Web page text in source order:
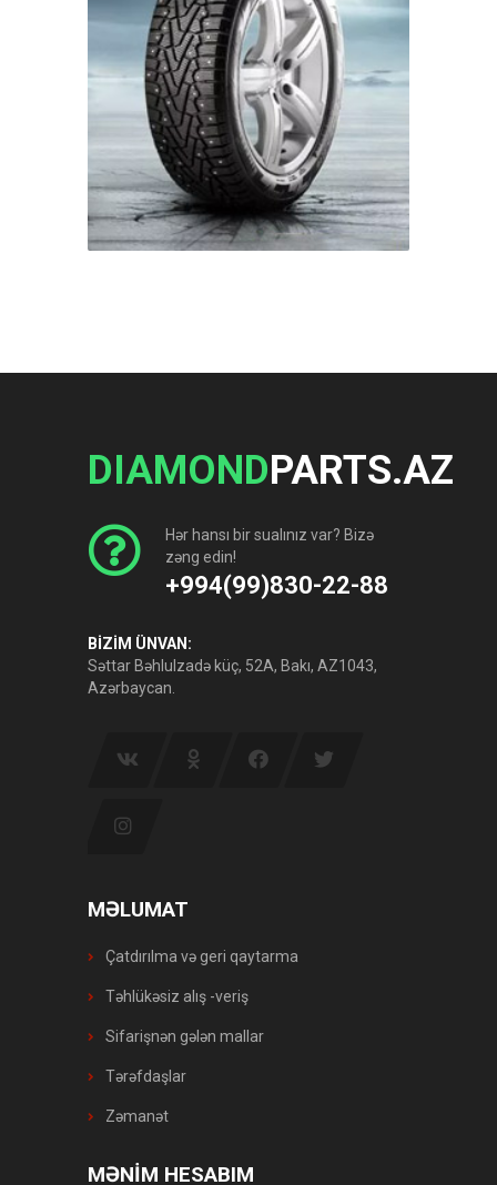
DIAMONDPARTS.AZ
Hər hansı bir sualınız var? Bizə
zəng edin!
+994(99)830-22-88
BİZİM ÜNVAN:
Səttar Bəhlulzadə küç, 52A, Bakı, AZ1043,
Azərbaycan.
MƏLUMAT
Çatdırılma və geri qaytarma
Təhlükəsiz alış -veriş
Sifarişnən gələn mallar
Tərəfdaşlar
Zəmanət
MƏNİM HESABIM